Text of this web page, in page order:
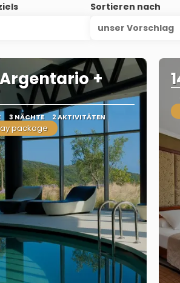
Sortieren nach
unser Vorschlag
+
3 NÄCHTE 2 AKTIVITÄTEN
package